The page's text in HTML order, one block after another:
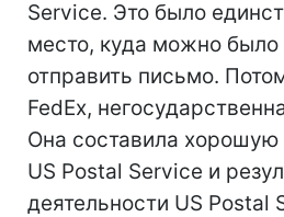
Service. Это было
место, куда можно было
отправить письмо.
FedEx,
Она составила
US Postal Service и
деятельности US Postal